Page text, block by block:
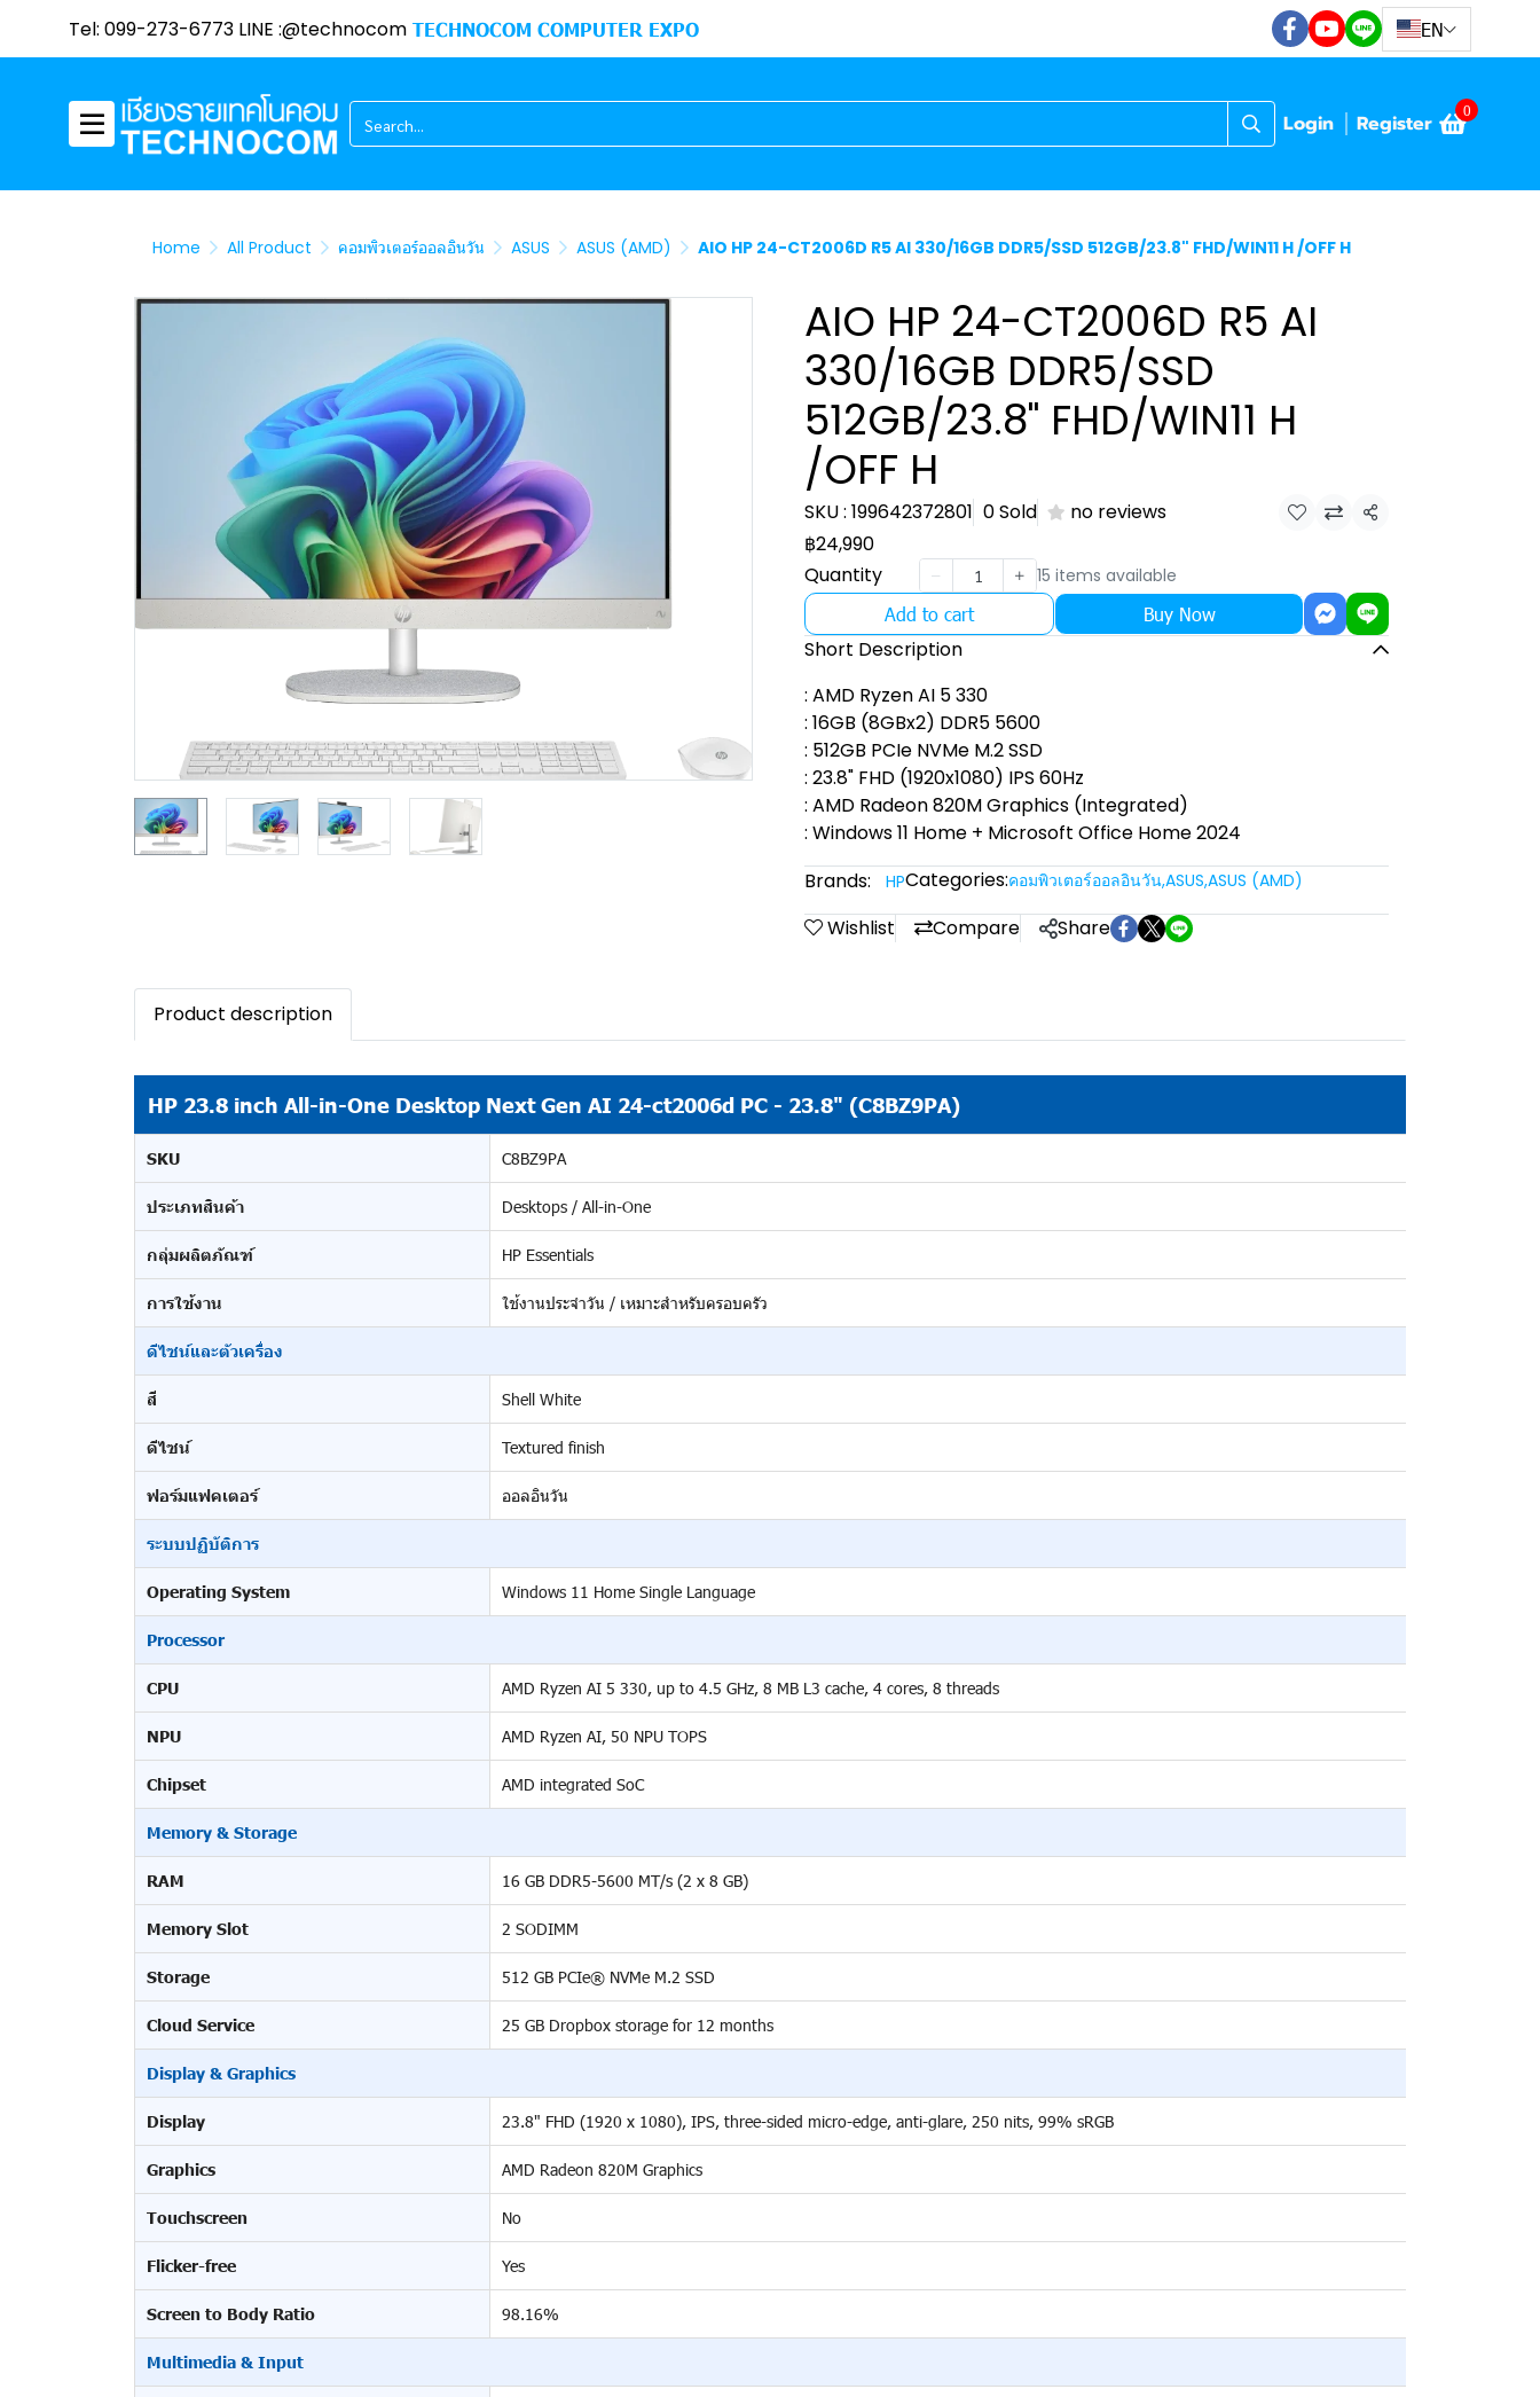
Tel: 099-273-6773 LINE :@technocom TECHNOCOM COMPUTER EXPO EN
Login Register 0
Home All Product คอมพิวเตอร์ออลอินวัน ASUS ASUS (AMD) AIO HP 24-CT2006D R5 AI 330/16GB DDR5/SSD 512GB/23.8" FHD/WIN11 H /OFF H
AIO HP 24-CT2006D R5 AI
330/16GB DDR5/SSD
512GB/23.8" FHD/WIN11 H
/OFF H
SKU : 199642372801 0 Sold no reviews Share
฿24,990
Quantity
15 items available
Add to cart Buy Now
Short Description
: AMD Ryzen AI 5 330
: 16GB (8GBx2) DDR5 5600
: 512GB PCIe NVMe M.2 SSD
: 23.8" FHD (1920x1080) IPS 60Hz
: AMD Radeon 820M Graphics (Integrated)
: Windows 11 Home + Microsoft Office Home 2024
Brands:
HPCategories:คอมพิวเตอร์ออลอินวัน,ASUS,ASUS (AMD)
Wishlist Compare Share
Product description
HP 23.8 inch All-in-One Desktop Next Gen AI 24-ct2006d PC - 23.8" (C8BZ9PA)
SKU C8BZ9PA
ประเภทสินค้า Desktops / All-in-One
กลุ่มผลิตภัณฑ์ HP Essentials
การใช้งาน ใช้งานประจำวัน / เหมาะสำหรับครอบครัว
ดีไซน์และตัวเครื่อง
สี Shell White
ดีไซน์ Textured finish
ฟอร์มแฟคเตอร์ ออลอินวัน
ระบบปฏิบัติการ
Operating System Windows 11 Home Single Language
Processor
CPU AMD Ryzen AI 5 330, up to 4.5 GHz, 8 MB L3 cache, 4 cores, 8 threads
NPU AMD Ryzen AI, 50 NPU TOPS
Chipset AMD integrated SoC
Memory & Storage
RAM 16 GB DDR5-5600 MT/s (2 x 8 GB)
Memory Slot 2 SODIMM
Storage 512 GB PCIe® NVMe M.2 SSD
Cloud Service 25 GB Dropbox storage for 12 months
Display & Graphics
Display 23.8" FHD (1920 x 1080), IPS, three-sided micro-edge, anti-glare, 250 nits, 99% sRGB
Graphics AMD Radeon 820M Graphics
Touchscreen No
Flicker-free Yes
Screen to Body Ratio 98.16%
Multimedia & Input